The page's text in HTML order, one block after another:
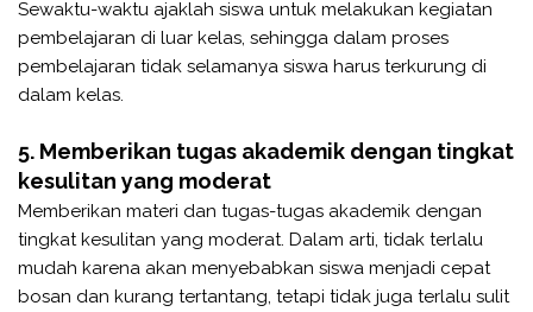
Sewaktu-waktu ajaklah siswa untuk melakukan kegiatan
pembelajaran di luar kelas, sehingga dalam proses
pembelajaran tidak selamanya siswa harus terkurung di
dalam kelas.
5. Memberikan tugas akademik dengan tingkat
kesulitan yang moderat
Memberikan materi dan tugas-tugas akademik dengan
tingkat kesulitan yang moderat. Dalam arti, tidak terlalu
mudah karena akan menyebabkan siswa menjadi cepat
bosan dan kurang tertantang, tetapi tidak juga terlalu sulit